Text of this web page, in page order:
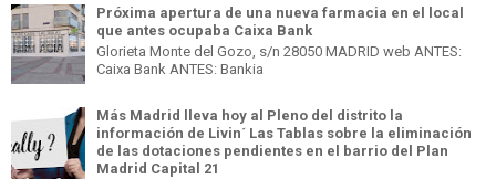
Próxima apertura de una nueva farmacia en el local
que antes ocupaba Caixa Bank
Glorieta Monte del Gozo, s/n 28050 MADRID web ANTES:
Caixa Bank ANTES: Bankia
Más Madrid lleva hoy al Pleno del distrito la
información de Livin´ Las Tablas sobre la eliminación
de las dotaciones pendientes en el barrio del Plan
Madrid Capital 21